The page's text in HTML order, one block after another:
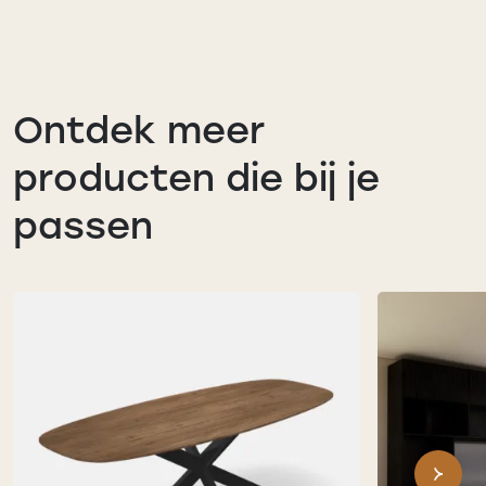
Ontdek meer
producten die bij je
passen